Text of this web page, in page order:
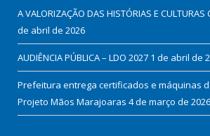
A VALORIZAÇÃO DAS HISTÓRIAS E CULTURAS
de abril de 2026
AUDIÊNCIA PÚBLICA – LDO 2027 1 de abril de
Prefeitura entrega certificados e máquinas
Projeto Mãos Marajoaras 4 de março de 2026